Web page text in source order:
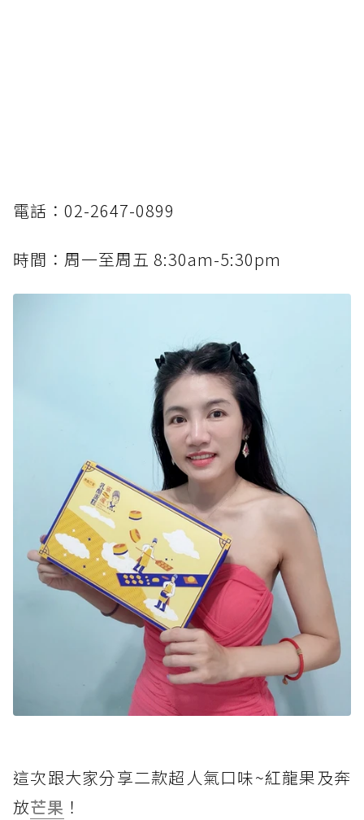
電話：02-2647-0899
時間：周一至周五 8:30am-5:30pm
這次跟大家分享二款超人氣口味~紅龍果及奔
放芒果 ！